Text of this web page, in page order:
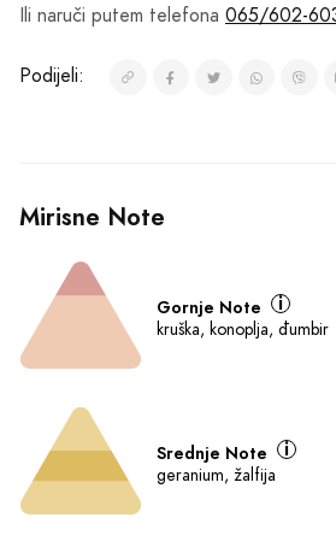
Ili naruči putem telefona 065/602-
Podijeli:
Mirisne Note
Gornje Note
kruška, konoplja, đumbir
Srednje Note
geranium, žalfija